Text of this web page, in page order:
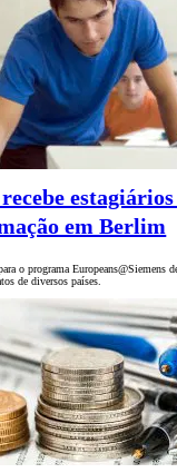
em Berlim
o programa Europeans@Siemens
de diversos países.